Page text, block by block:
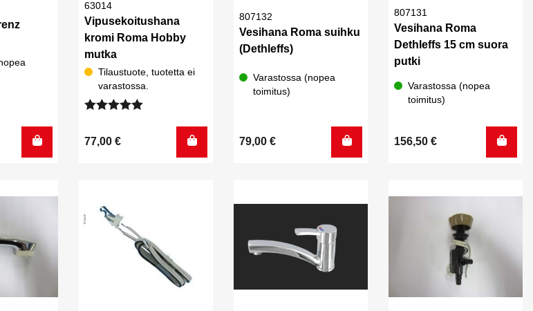
63014
Vipusekoitushana
kromi Roma Hobby
mutka
Tilaustuote, tuotetta ei
varastossa.
5.00/ 5
77,00 €
807132
Vesihana Roma suihku
(Dethleffs)
Varastossa (nopea
toimitus)
79,00 €
807131
Vesihana Roma
Dethleffs 15 cm suora
putki
Varastossa (nopea
toimitus)
156,50 €